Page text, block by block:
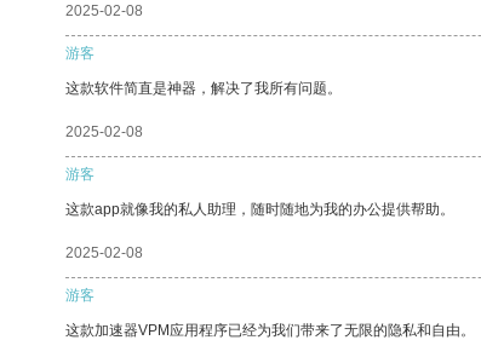
2025-02-08
游客
这款软件简直是神器，解决了我所有问题。
2025-02-08
游客
这款app就像我的私人助理，随时随地为我的办公提供帮助。
2025-02-08
游客
这款加速器VPM应用程序已经为我们带来了无限的隐私和自由。